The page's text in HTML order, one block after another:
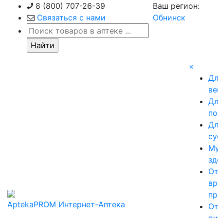
content
8 (800) 707-26-39
Связаться с нами
Ваш регион:
Обнинск
AptekaPROM Интернет-Аптека
×